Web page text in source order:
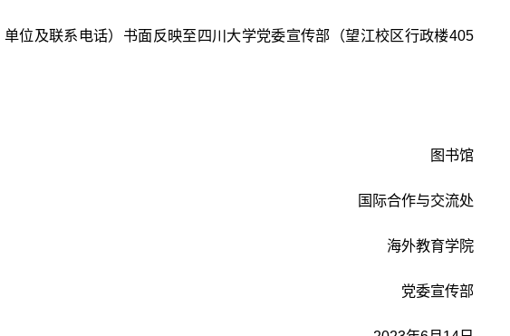
位及联系电话）书面反映至四川大学党委宣传部（望江校区行政楼405
图书馆
国际合作与交流处
海外教育学院
党委宣传部